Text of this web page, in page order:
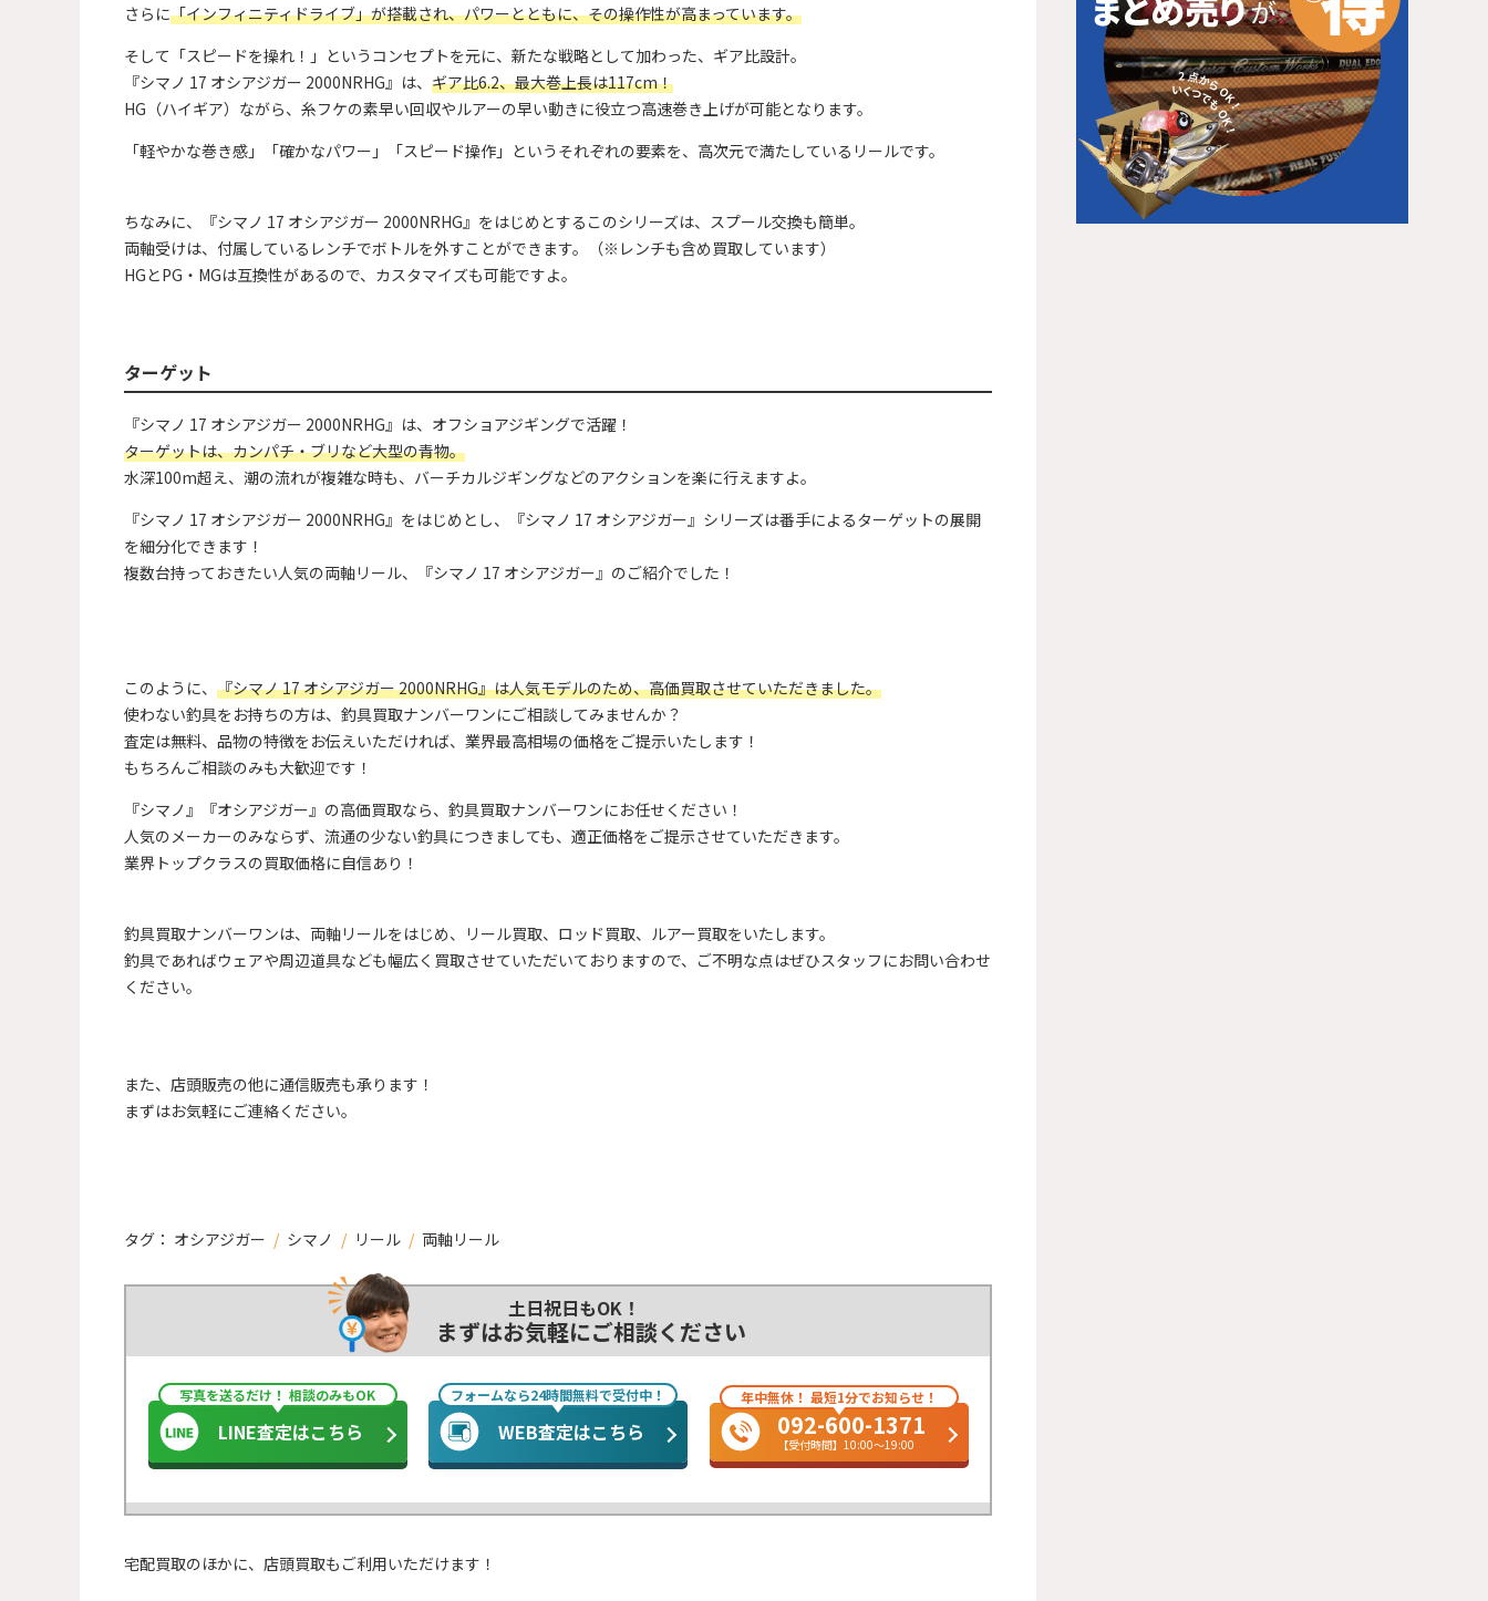
さらに「インフィニティドライブ」が搭載され、パワーとともに、その操作性が高まっています。
そして「スピードを操れ！」というコンセプトを元に、新たな戦略として加わった、ギア比設計。
『シマノ 17 オシアジガー 2000NRHG』は、 ギア比6.2、最大巻上長は117cm！
HG（ハイギア）ながら、糸フケの素早い回収やルアーの早い動きに役立つ高速巻き上げが可能となります。
「軽やかな巻き感」「確かなパワー」「スピード操作」というそれぞれの要素を、高次元で満たしているリールです。
ちなみに、『シマノ 17 オシアジガー 2000NRHG』をはじめとするこのシリーズは、スプール交換も簡単。
両軸受けは、付属しているレンチでボトルを外すことができます。（※レンチも含め買取しています）
HGとPG・MGは互換性があるので、カスタマイズも可能ですよ。
ターゲット
『シマノ 17 オシアジガー 2000NRHG』は、オフショアジギングで活躍！
ターゲットは、カンパチ・ブリなど大型の青物。
水深100m超え、潮の流れが複雑な時も、バーチカルジギングなどのアクションを楽に行えますよ。
『シマノ 17 オシアジガー 2000NRHG』をはじめとし、『シマノ 17 オシアジガー』シリーズは番手によるターゲットの展開
を細分化できます！
複数台持っておきたい人気の両軸リール、『シマノ 17 オシアジガー』のご紹介でした！
このように、 『シマノ 17 オシアジガー 2000NRHG』は人気モデルのため、高価買取させていただきました。
使わない釣具をお持ちの方は、釣具買取ナンバーワンにご相談してみませんか？
査定は無料、品物の特徴をお伝えいただければ、業界最高相場の価格をご提示いたします！
もちろんご相談のみも大歓迎です！
『シマノ』『オシアジガー』の高価買取なら、釣具買取ナンバーワンにお任せください！
人気のメーカーのみならず、流通の少ない釣具につきましても、適正価格をご提示させていただきます。
業界トップクラスの買取価格に自信あり！
釣具買取ナンバーワンは、両軸リールをはじめ、リール買取、ロッド買取、ルアー買取をいたします。
釣具であればウェアや周辺道具なども幅広く買取させていただいておりますので、ご不明な点はぜひスタッフにお問い合わせ
ください。
また、店頭販売の他に通信販売も承ります！
まずはお気軽にご連絡ください。
タグ： オシアジガー / シマノ / リール / 両軸リール
土日祝日もOK！
まずはお気軽にご相談ください
写真を送るだけ！ 相談のみもOK
LINE査定はこちら
フォームなら24時間無料で受付中！
WEB査定はこちら
年中無休！ 最短1分でお知らせ！
092-600-1371
【受付時間】10:00～19:00
宅配買取のほかに、店頭買取もご利用いただけます！